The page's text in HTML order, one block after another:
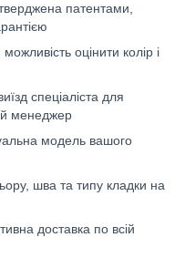
патентами,
можливість оцінити колір і
спеціаліста для
менеджер
модель вашого
шва та типу кладки на
доставка по всій